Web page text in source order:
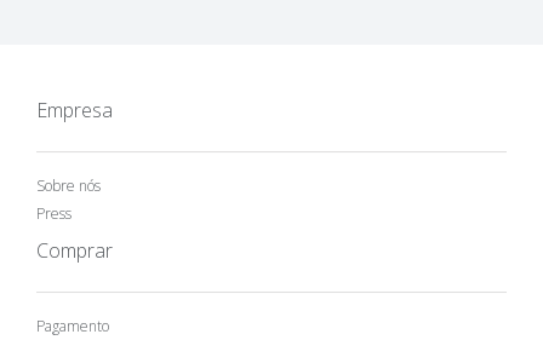
Empresa
Sobre nós
Press
Comprar
Pagamento